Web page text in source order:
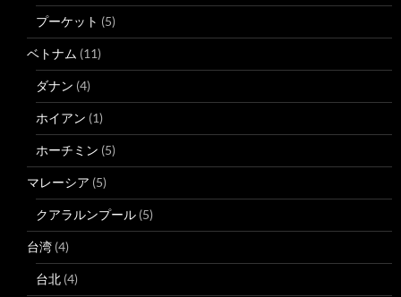
プーケット (5)
ベトナム (11)
ダナン (4)
ホイアン (1)
ホーチミン (5)
マレーシア (5)
クアラルンプール (5)
台湾 (4)
台北 (4)